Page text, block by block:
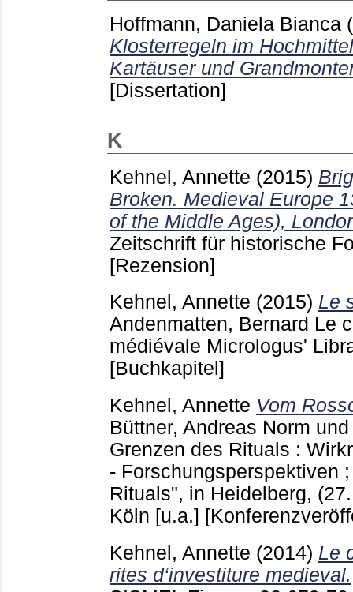
Hoffmann, Daniela Bianca
Klosterregeln im
Kartäuser und
[Dissertation]
K
Kehnel, Annette (2015)
Broken. Medieval Europe
of the Middle Ages),
Zeitschrift für historische
[Rezension]
Kehnel, Annette (2015) Le
Andenmatten, Bernard Le
médiévale Micrologus'
[Buchkapitel]
Kehnel, Annette Vom
Büttner, Andreas Norm
Grenzen des Rituals :
- Forschungsperspektiven
Rituals", in Heidelberg,
Köln [u.a.]
Kehnel, Annette (2014) Le
rites d‘investiture medieval.